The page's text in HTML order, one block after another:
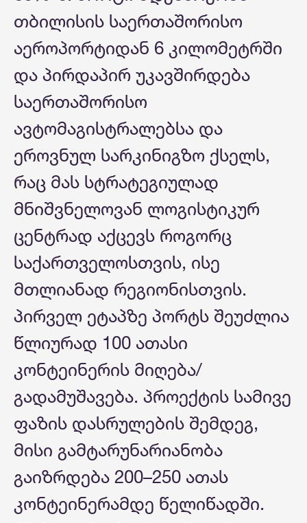
თბილისის საერთაშორისო
აეროპორტიდან 6 კილომეტრში
და პირდაპირ უკავშირდება
საერთაშორისო
ავტომაგისტრალებსა და
ეროვნულ სარკინიგზო ქსელს,
რაც მას სტრატეგიულად
მნიშვნელოვან ლოგისტიკურ
ცენტრად აქცევს როგორც
საქართველოსთვის, ისე
მთლიანად რეგიონისთვის.
პირველ ეტაპზე პორტს შეუძლია
წლიურად 100 ათასი
კონტეინერის მიღება/
გადამუშავება. პროექტის სამივე
ფაზის დასრულების შემდეგ,
მისი გამტარუნარიანობა
გაიზრდება 200–250 ათას
კონტეინერამდე წელიწადში.